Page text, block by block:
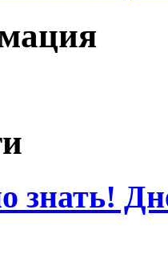
знать!